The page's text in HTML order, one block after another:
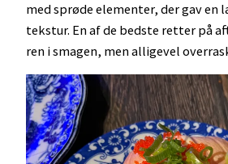
med sprøde elementer, der gav
tekstur. En af de bedste retter på
ren i smagen, men alligevel